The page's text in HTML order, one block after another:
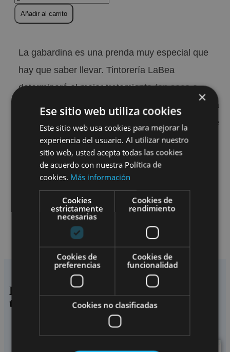
Añadir al carrito
La gabardina es una prenda muy especial que
hay que saber llevar. Tintorería LaBea
determinará el mejor tratamiento (en seco o
agua) y te la dejará en perfecto estado de revista
para lucirla en esos días de invierno que se hace
tan necesaria.
Servicio a domicilio gratuito. Predesmanchado,
Se entrega con funda y en percha.
Los clientes que vieron este producto
también vieron
×
Ese sitio web utiliza cookies
Este sitio web usa cookies para mejorar la
experiencia del usuario. Al utilizar nuestro
sitio web, usted acepta todas las cookies
de acuerdo con nuestra Política de
cookies. Más información
Cookies
estrictamente
necesarias
Cookies de
rendimiento
Cookies de
preferencias
Cookies de
funcionalidad
Cookies no clasificadas